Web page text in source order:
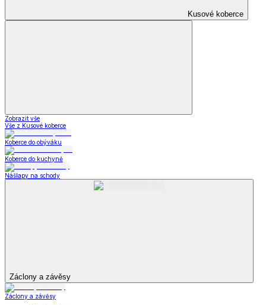
Kusové koberce
Zobrazit vše
Vše z Kusové koberce
Koberce do obýváku
Koberce do kuchyně
Nášlapy na schody
Záclony a závěsy
Záclony a závěsy